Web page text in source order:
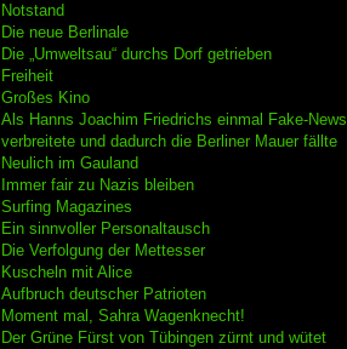
Notstand
Die neue Berlinale
Die „Umweltsau“ durchs Dorf getrieben
Freiheit
Großes Kino
Als Hanns Joachim Friedrichs einmal Fake-News
verbreitete und dadurch die Berliner Mauer fällte
Neulich im Gauland
Immer fair zu Nazis bleiben
Surfing Magazines
Ein sinnvoller Personaltausch
Die Verfolgung der Mettesser
Kuscheln mit Alice
Aufbruch deutscher Patrioten
Moment mal, Sahra Wagenknecht!
Der Grüne Fürst von Tübingen zürnt und wütet